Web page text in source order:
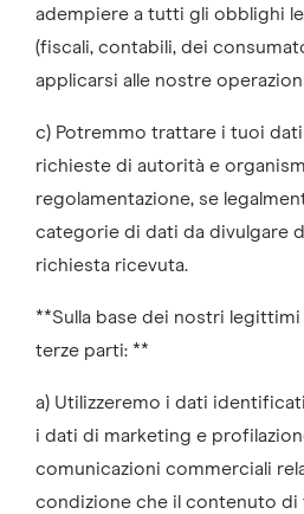
adempiere a tutti gli obblighi
(fiscali, contabili, dei
applicarsi alle nostre
c) Potremmo trattare i tuoi
richieste di autorità e
regolamentazione, se
categorie di dati da divulgare
richiesta ricevuta.
**Sulla base dei nostri
terze parti: **
a) Utilizzeremo i dati
i dati di marketing e
comunicazioni commerciali
condizione che il contenuto di